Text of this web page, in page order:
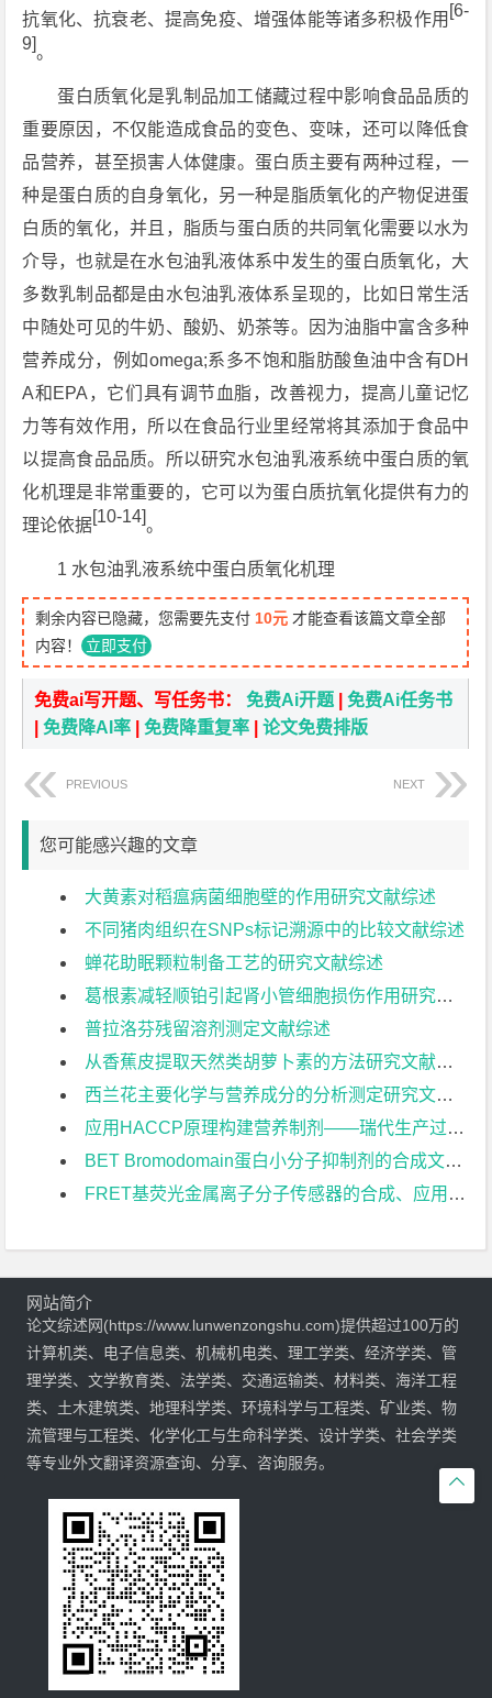
抗氧化、抗衰老、提高免疫、增强体能等诸多积极作用 [6-
9]。
蛋白质氧化是乳制品加工储藏过程中影响食品品质的
重要原因，不仅能造成食品的变色、变味，还可以降低食
品营养，甚至损害人体健康。蛋白质主要有两种过程，一
种是蛋白质的自身氧化，另一种是脂质氧化的产物促进蛋
白质的氧化，并且，脂质与蛋白质的共同氧化需要以水为
介导，也就是在水包油乳液体系中发生的蛋白质氧化，大
多数乳制品都是由水包油乳液体系呈现的，比如日常生活
中随处可见的牛奶、酸奶、奶茶等。因为油脂中富含多种
营养成分，例如omega;系多不饱和脂肪酸鱼油中含有DH
A和EPA，它们具有调节血脂，改善视力，提高儿童记忆
力等有效作用，所以在食品行业里经常将其添加于食品中
以提高食品品质。所以研究水包油乳液系统中蛋白质的氧
化机理是非常重要的，它可以为蛋白质抗氧化提供有力的
理论依据[10-14]。
1 水包油乳液系统中蛋白质氧化机理
剩余内容已隐藏，您需要先支付 10元 才能查看该篇文章全部
内容！ 立即支付
免费ai写开题、写任务书：免费Ai开题 |免费Ai任务书
|免费降AI率 |免费降重复率 |论文免费排版
PREVIOUS NEXT
您可能感兴趣的文章
大黄素对稻瘟病菌细胞壁的作用研究文献综述
不同猪肉组织在SNPs标记溯源中的比较文献综述
蝉花助眠颗粒制备工艺的研究文献综述
葛根素减轻顺铂引起肾小管细胞损伤作用研究文献综述
普拉洛芬残留溶剂测定文献综述
从香蕉皮提取天然类胡萝卜素的方法研究文献综述
西兰花主要化学与营养成分的分析测定研究文献综述
应用HACCP原理构建营养制剂——瑞代生产过程质量安全管理体系文献综述
BET Bromodomain蛋白小分子抑制剂的合成文献综述
FRET基荧光金属离子分子传感器的合成、应用研究文献综述

网站简介
论文综述网(https://www.lunwenzongshu.com)提供超过100万的
计算机类、电子信息类、机械机电类、理工学类、经济学类、管
理学类、文学教育类、法学类、交通运输类、材料类、海洋工程
类、土木建筑类、地理科学类、环境科学与工程类、矿业类、物
流管理与工程类、化学化工与生命科学类、设计学类、社会学类
等专业外文翻译资源查询、分享、咨询服务。